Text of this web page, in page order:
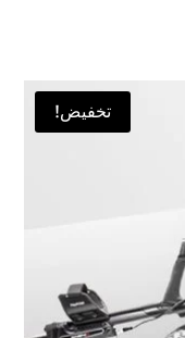
تخفيض!